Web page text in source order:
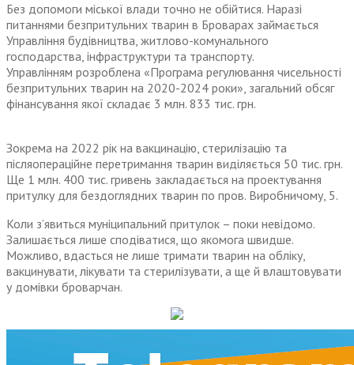
Без допомоги міської влади точно не обійтися. Наразі
питаннями безпритульних тварин в Броварах займається
Управління будівництва, житлово-комунального
господарства, інфраструктури та транспорту.
Управлінням розроблена «Програма регулювання чисельності
безпритульних тварин на 2020-2024 роки», загальний обсяг
фінансування якої складає 3 млн. 833 тис. грн.
Зокрема на 2022 рік на вакцинацію, стерилізацію та
післяопераційне перетримання тварин виділяється 50 тис. грн.
Ще 1 млн. 400 тис. гривень закладається на проектування
притулку для бездоглядних тварин по пров. Виробничому, 5.
Коли з’явиться муніципальний притулок – поки невідомо.
Залишається лише сподіватися, що якомога швидше.
Можливо, вдасться не лише тримати тварин на обліку,
вакцинувати, лікувати та стерилізувати, а ще й влаштовувати
у домівки броварчан.